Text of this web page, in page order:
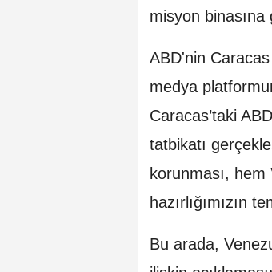
misyon binasına
ABD'nin
medya
Caracas’taki
tatbikatı
korunması, hem
hazırlığımızın
Bu arada,